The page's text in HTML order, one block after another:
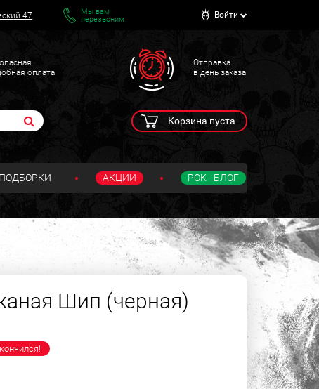
47
Мы вам
перезвоним
Войти
оплата
Отправка
в день заказа
Корзина пуста
ПОДБОРКИ АКЦИИ РОК - БЛОГ
Шип (черная)